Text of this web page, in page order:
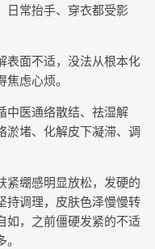
日常抬手、穿衣都受影
表面不适，没法从根本化
虑心烦。
中医通络散结、祛湿解
淤堵、化解皮下凝滞、调
紧绷感明显放松，发硬的
持调理，皮肤色泽慢慢转
如，之前僵硬发紧的不适